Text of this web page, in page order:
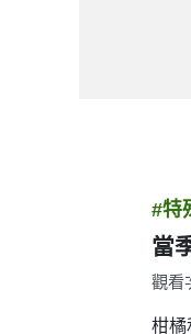
#特
當
觀看
柑橘